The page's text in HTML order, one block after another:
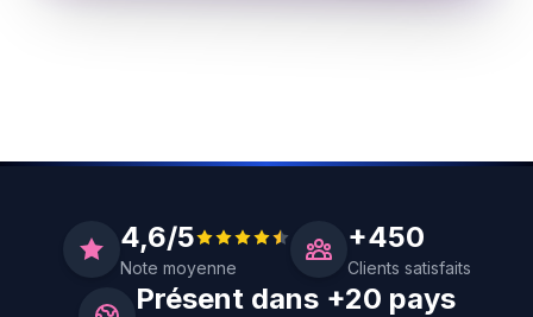
4,6/5
Note moyenne
+450
Clients satisfaits
Présent dans +20 pays